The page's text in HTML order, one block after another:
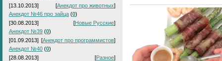
[13.10.2013]
[Анекдот про животных]
Анекдот №46 про зайца (0)
[30.08.2013]
[Новые Русские]
Анекдот №39 (0)
[01.09.2013] [Анекдот про программистов]
Анекдот №40 (0)
[28.08.2013]
[Разное]